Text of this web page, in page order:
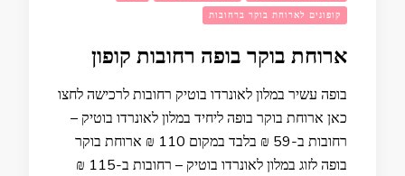
קופונים לארוחת בוקר ברחובות
ארוחת בוקר בופה רחובות קופון
בופה עשיר במלון לאונרדו בוטיק רחובות לרכישה לחצו
כאן ארוחת בוקר בופה ליחיד במלון לאונרדו בוטיק –
רחובות ב-59 ₪ בלבד במקום 110 ₪ ארוחת בוקר
בופה לזוג במלון לאונרדו בוטיק – רחובות ב-115 ₪